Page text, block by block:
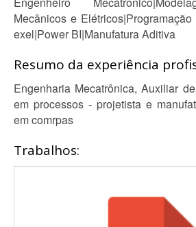
Mecânicos e
exel|Power BI|Manufatura Aditiva
Resumo da experiência
Engenharia Mecatrônica, Auxiliar
em processos - projetista e
em comrpas
Trabalhos: